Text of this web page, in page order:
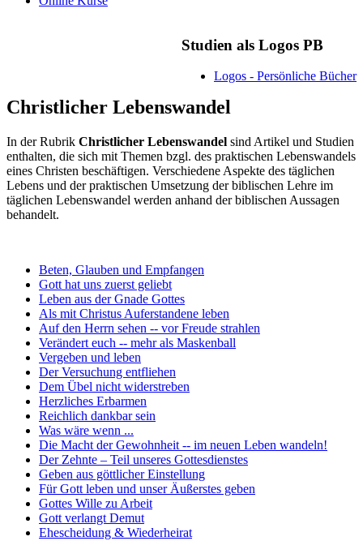
Studien als Logos PB
Logos - Persönliche Bücher
Christlicher Lebenswandel
In der Rubrik Christlicher Lebenswandel sind Artikel und Studien
enthalten, die sich mit Themen bzgl. des praktischen Lebenswandels
eines Christen beschäftigen. Verschiedene Aspekte des täglichen
Lebens und der praktischen Umsetzung der biblischen Lehre im
täglichen Lebenswandel werden anhand der biblischen Aussagen
behandelt.
Beten, Glauben und Empfangen
Gott hat uns zuerst geliebt
Leben aus der Gnade Gottes
Als mit Christus Auferstandene leben
Auf den Herrn sehen -- vor Freude strahlen
Verändert euch -- mehr als Maskenball
Vergeben und leben
Der Versuchung entfliehen
Dem Übel nicht widerstreben
Herzliches Erbarmen
Reichlich dankbar sein
Was wäre wenn ...
Die Macht der Gewohnheit -- im neuen Leben wandeln!
Der Zehnte – Teil unseres Gottesdienstes
Geben aus göttlicher Einstellung
Für Gott leben und unser Äußerstes geben
Gottes Wille zu Arbeit
Gott verlangt Demut
Ehescheidung & Wiederheirat